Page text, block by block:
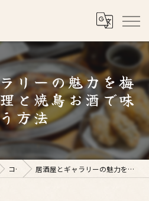
リーの魅力を梅
と焼鳥お酒で味
方法
コラム 居酒屋とギャラリーの魅力を梅田大阪の鶏料理と焼鳥お酒で味わう方法